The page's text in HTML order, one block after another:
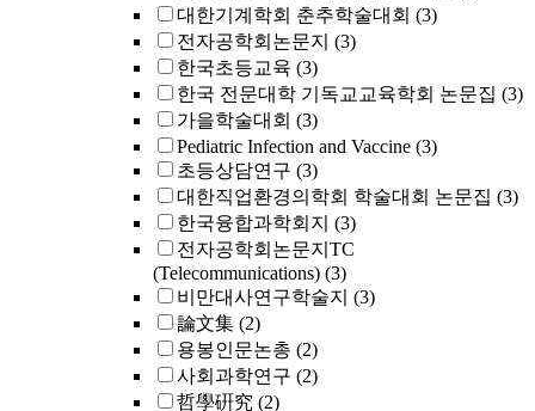
대한기계학회 춘추학술대회 (3)
전자공학회논문지 (3)
한국초등교육 (3)
한국 전문대학 기독교교육학회 논문집 (3)
가을학술대회 (3)
Pediatric Infection and Vaccine (3)
초등상담연구 (3)
대한직업환경의학회 학술대회 논문집 (3)
한국융합과학회지 (3)
전자공학회논문지TC
(Telecommunications) (3)
비만대사연구학술지 (3)
論文集 (2)
용봉인문논총 (2)
사회과학연구 (2)
哲學硏究 (2)